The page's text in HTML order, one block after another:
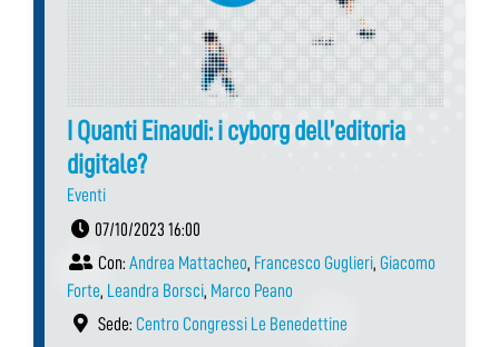
I Quanti Einaudi: i cyborg dell’editoria
digitale?
Eventi
07/10/2023 16:00
Con: Andrea Mattacheo, Francesco Guglieri, Giacomo
Forte, Leandra Borsci, Marco Peano
Sede: Centro Congressi Le Benedettine